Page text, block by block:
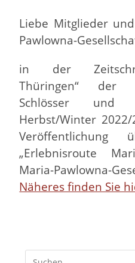
Liebe Mitglieder
Pawlowna-
in der
Thüringen“ der
Schlösser und
Herbst/Winter
„Erlebnisroute
Maria-Pawlowna-
Näheres finden Sie